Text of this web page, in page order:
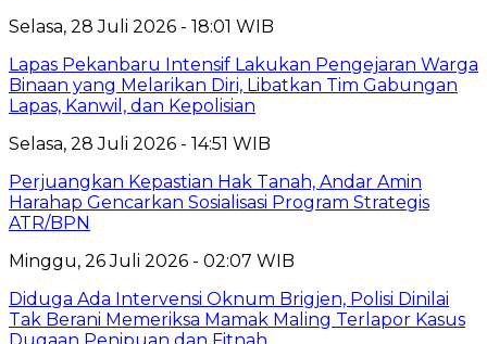
Selasa, 28 Juli 2026 - 18:01 WIB
Lapas Pekanbaru Intensif Lakukan Pengejaran Warga
Binaan yang Melarikan Diri, Libatkan Tim Gabungan
Lapas, Kanwil, dan Kepolisian
Selasa, 28 Juli 2026 - 14:51 WIB
Perjuangkan Kepastian Hak Tanah, Andar Amin
Harahap Gencarkan Sosialisasi Program Strategis
ATR/BPN
Minggu, 26 Juli 2026 - 02:07 WIB
Diduga Ada Intervensi Oknum Brigjen, Polisi Dinilai
Tak Berani Memeriksa Mamak Maling Terlapor Kasus